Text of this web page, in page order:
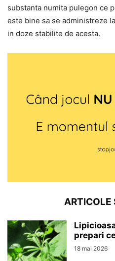
substanta numita pulegon ce
este bine sa se administreze
in doze stabilite de acesta.
ARTICOLE
prepari
18 mai 2026